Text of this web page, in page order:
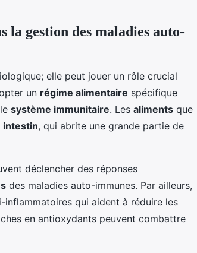
gestion des maladies auto-
elle peut jouer un rôle crucial
un régime alimentaire spécifique
système immunitaire. Les aliments que
intestin, qui abrite une grande partie de
déclencher des réponses
des maladies auto-immunes. Par ailleurs,
qui aident à réduire les
en antioxydants peuvent combattre